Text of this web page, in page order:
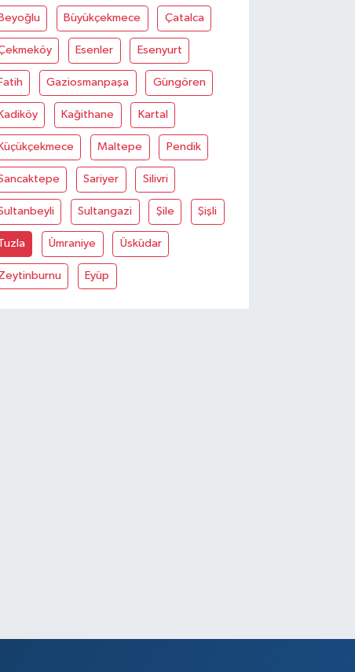
Beyoğlu Büyükçekmece Çatalca
Esenler Esenyurt
Fatih Gaziosmanpaşa Güngören
Kadiköy Kağithane Kartal
Küçükçekmece Maltepe Pendik
Sariyer Silivri
Sultangazi Şile Şişli
Ümraniye Üsküdar
Eyüp